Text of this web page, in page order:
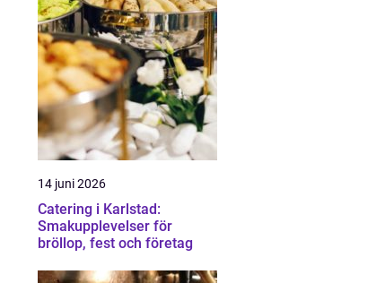
14 juni 2026
Catering i Karlstad:
Smakupplevelser för
bröllop, fest och företag